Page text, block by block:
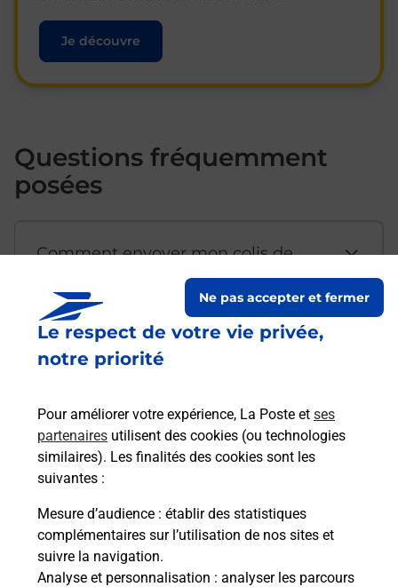
Le respect de votre vie privée,
notre priorité
Pour améliorer votre expérience, La Poste et ses
partenaires utilisent des cookies (ou technologies
similaires). Les finalités des cookies sont les
suivantes :
Mesure d’audience : établir des statistiques
complémentaires sur l’utilisation de nos sites et
suivre la navigation.
Analyse et personnalisation : analyser les parcours
Ne pas accepter et fermer
Je découvre
Questions fréquemment
posées
Comment envoyer mon colis de
Est-il possible d’acheter un
emballage directement depuis un
Comment demander une
modification de livraison ?
Comment La Poste participe-t-elle
à votre sécurité au quotidien ?